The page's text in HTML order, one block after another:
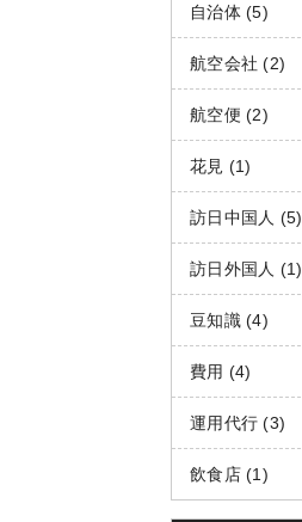
自治体 (5)
航空会社 (2)
航空便 (2)
花見 (1)
訪日中国人 (5)
訪日外国人 (1)
豆知識 (4)
費用 (4)
運用代行 (3)
飲食店 (1)